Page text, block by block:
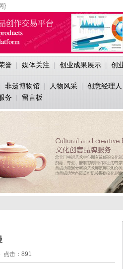
}
誉 媒体关注 创业成果展示 创
非遗博物馆 人物风采 创意经理人
务 留言板
点击：891